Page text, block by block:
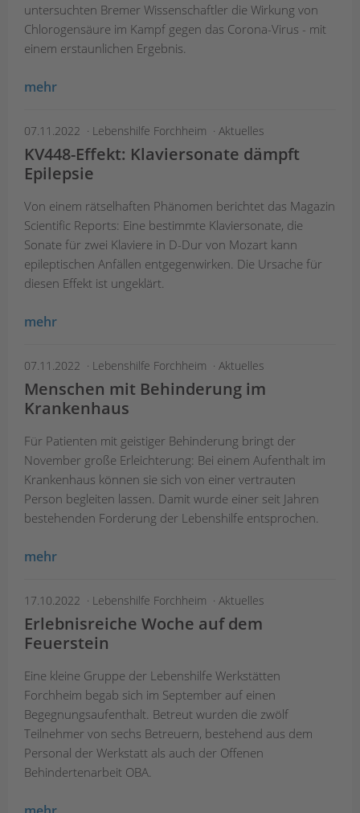
untersuchten Bremer Wissenschaftler die Wirkung von
Chlorogensäure im Kampf gegen das Corona-Virus - mit
einem erstaunlichen Ergebnis.
mehr
07.11.2022 Lebenshilfe Forchheim Aktuelles
KV448-Effekt: Klaviersonate dämpft
Epilepsie
Von einem rätselhaften Phänomen berichtet das Magazin
Scientific Reports: Eine bestimmte Klaviersonate, die
Sonate für zwei Klaviere in D-Dur von Mozart kann
epileptischen Anfällen entgegenwirken. Die Ursache für
diesen Effekt ist ungeklärt.
mehr
07.11.2022 Lebenshilfe Forchheim Aktuelles
Menschen mit Behinderung im
Krankenhaus
Für Patienten mit geistiger Behinderung bringt der
November große Erleichterung: Bei einem Aufenthalt im
Krankenhaus können sie sich von einer vertrauten
Person begleiten lassen. Damit wurde einer seit Jahren
bestehenden Forderung der Lebenshilfe entsprochen.
mehr
17.10.2022 Lebenshilfe Forchheim Aktuelles
Erlebnisreiche Woche auf dem
Feuerstein
Eine kleine Gruppe der Lebenshilfe Werkstätten
Forchheim begab sich im September auf einen
Begegnungsaufenthalt. Betreut wurden die zwölf
Teilnehmer von sechs Betreuern, bestehend aus dem
Personal der Werkstatt als auch der Offenen
Behindertenarbeit OBA.